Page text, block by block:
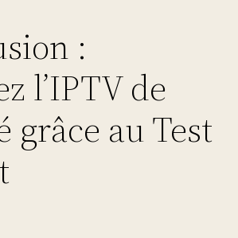
:
l’IPTV de
grâce au Test